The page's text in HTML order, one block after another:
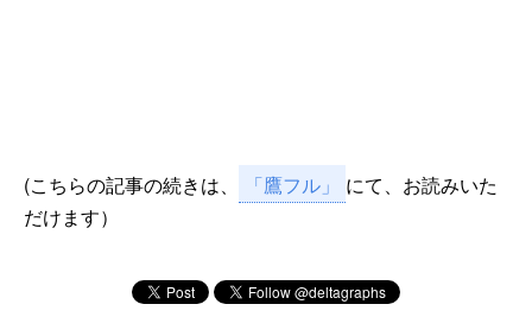
(こちらの記事の続きは、 「鷹フル」
にて、お読みいた
だけます）